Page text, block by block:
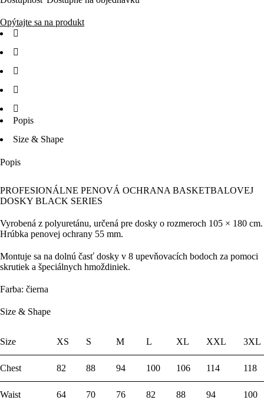
Opýtajte sa na produkt
Popis
Size & Shape
Popis
PROFESIONÁLNE PENOVÁ OCHRANA BASKETBALOVEJ
DOSKY BLACK SERIES
Vyrobená z polyuretánu, určená pre dosky o rozmeroch 105 × 180 cm.
Hrúbka penovej ochrany 55 mm.
Montuje sa na dolnú časť dosky v 8 upevňovacích bodoch za pomoci
skrutiek a špeciálnych hmoždiniek.
Farba: čierna
Size & Shape
Size XS S M L XL XXL 3XL
Chest 82 88 94 100 106 114 118
Waist 64 70 76 82 88 94 100